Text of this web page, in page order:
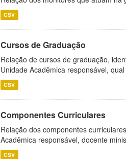
CSV
Cursos de Graduação
Relação de cursos de graduação,
Unidade Acadêmica responsável,
CSV
Componentes Curriculares
Relação dos componentes
Acadêmica responsável, docente
CSV